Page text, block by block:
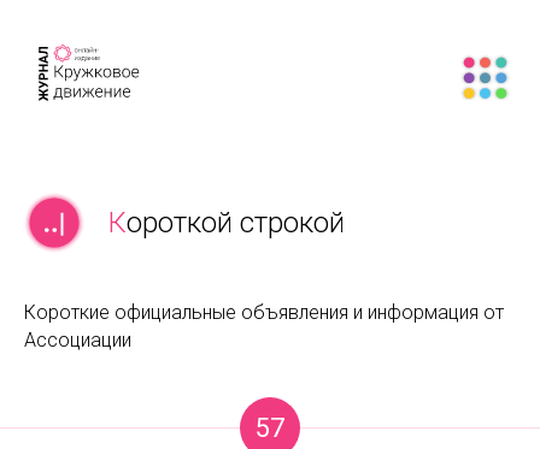
Короткой строкой
Короткие официальные объявления и информация от
Ассоциации
57